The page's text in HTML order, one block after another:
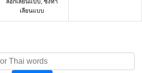
เลียนแบบ